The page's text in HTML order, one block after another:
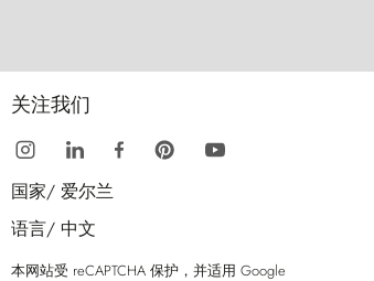
关注我们
国家/ 爱尔兰
语言/ 中文
本网站受 reCAPTCHA 保护，并适用 Google